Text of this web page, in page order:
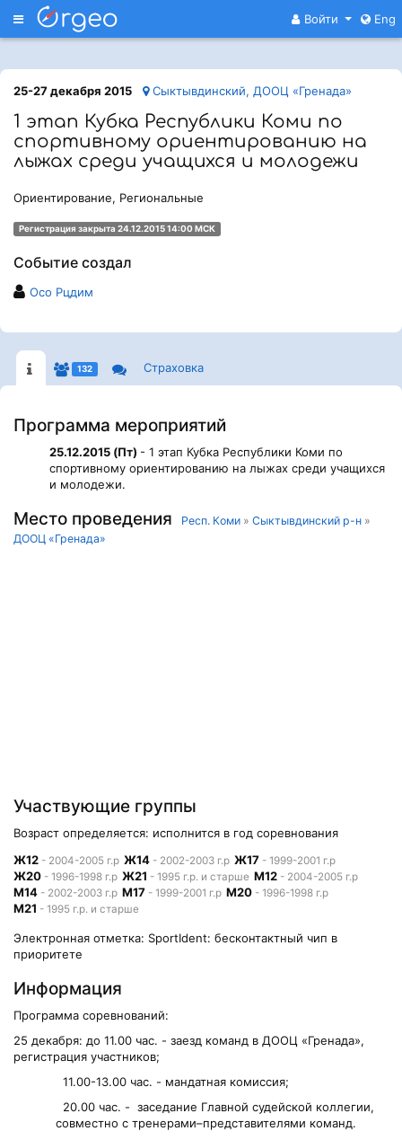
Меню Войти Eng
25-27 декабря 2015 Сыктывдинский, ДООЦ «Гренада»
1 этап Кубка Республики Коми по
спортивному ориентированию на
лыжах среди учащихся и молодежи
Ориентирование, Региональные
Регистрация закрыта 24.12.2015 14:00 МСК
Событие создал
Осо Рцдим
132 Страховка
Программа мероприятий
25.12.2015 (Пт) - 1 этап Кубка Республики Коми по
спортивному ориентированию на лыжах среди учащихся
и молодежи.
Место проведения Респ. Коми » Сыктывдинский р-н »
ДООЦ «Гренада»
Участвующие группы
Возраст определяется: исполнится в год соревнования
Ж12 - 2004-2005 г.р Ж14 - 2002-2003 г.р Ж17 - 1999-2001 г.р
Ж20 - 1996-1998 г.р Ж21 - 1995 г.р. и старше М12 - 2004-2005 г.р
М14 - 2002-2003 г.р М17 - 1999-2001 г.р М20 - 1996-1998 г.р
М21 - 1995 г.р. и старше
Электронная отметка: SportIdent: бесконтактный чип в
приоритете
Информация
Программа соревнований:
25 декабря: до 11.00 час. - заезд команд в ДООЦ «Гренада»,
регистрация участников;
11.00-13.00 час. - мандатная комиссия;
20.00 час. - заседание Главной судейской коллегии,
совместно с тренерами–представителями команд.